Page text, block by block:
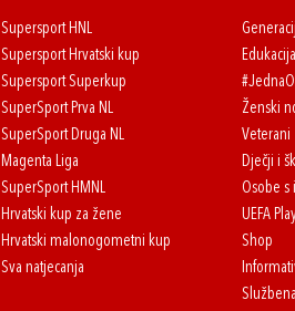
Supersport HNL
Supersport Hrvatski kup
Supersport Superkup
SuperSport Prva NL
SuperSport Druga NL
Magenta Liga
SuperSport HMNL
Hrvatski kup za žene
Hrvatski malonogometni kup
Sva natjecanja
Edukacija
Ženski
Veterani
Dječji i
Osobe
UEFA
Shop